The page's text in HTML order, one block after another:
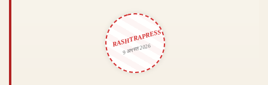
RASHTRAPRESS
9 अगस्त 2026